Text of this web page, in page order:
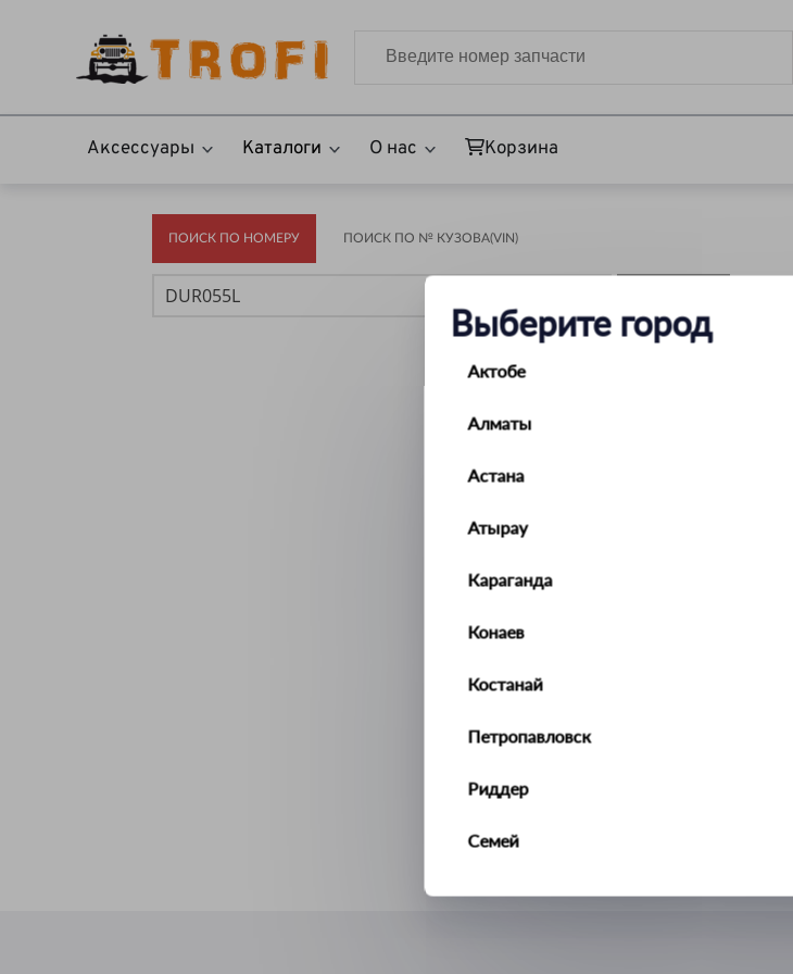
Выберите город
Актобе
Алматы
Астана
Атырау
Караганда
Конаев
Костанай
Петропавловск
Риддер
Семей
Талдыкорган
Аксессуары Каталоги О нас Корзина
ПОИСК ПО НОМЕРУ ПОИСК ПО № КУЗОВА(VIN)